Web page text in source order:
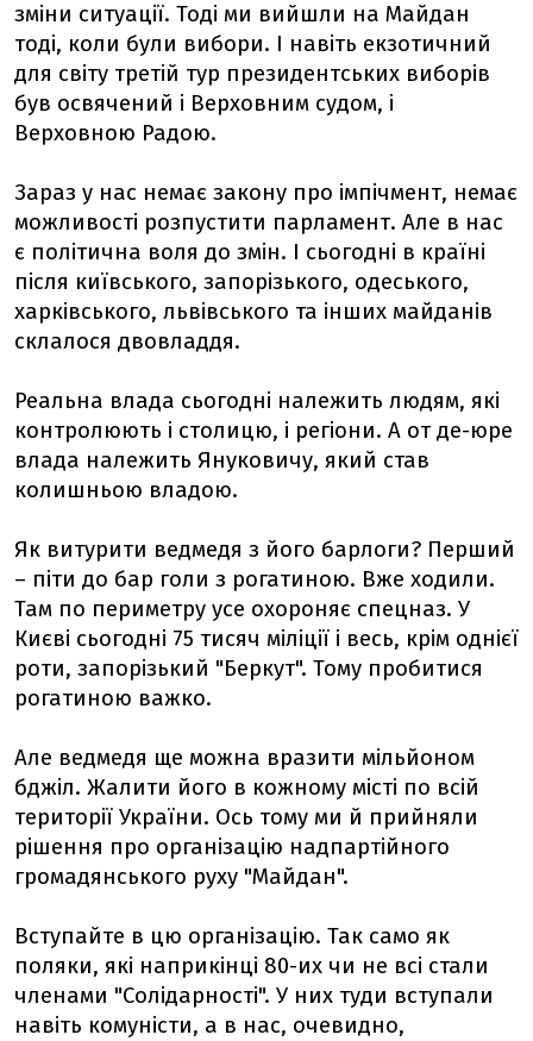
зміни ситуації. Тоді ми вийшли на Майдан
тоді, коли були вибори. І навіть екзотичний
для світу третій тур президентських виборів
був освячений і Верховним судом, і
Верховною Радою.
Зараз у нас немає закону про імпічмент, немає
можливості розпустити парламент. Але в нас
є політична воля до змін. І сьогодні в країні
після київського, запорізького, одеського,
харківського, львівського та інших майданів
склалося двовладдя.
Реальна влада сьогодні належить людям, які
контролюють і столицю, і регіони. А от де-юре
влада належить Януковичу, який став
колишньою владою.
Як витурити ведмедя з його барлоги? Перший
– піти до бар голи з рогатиною. Вже ходили.
Там по периметру усе охороняє спецназ. У
Києві сьогодні 75 тисяч міліції і весь, крім однієї
роти, запорізький "Беркут". Тому пробитися
рогатиною важко.
Але ведмедя ще можна вразити мільйоном
бджіл. Жалити його в кожному місті по всій
території України. Ось тому ми й прийняли
рішення про організацію надпартійного
громадянського руху "Майдан".
Вступайте в цю організацію. Так само як
поляки, які наприкінці 80-их чи не всі стали
членами "Солідарності". У них туди вступали
навіть комуністи, а в нас, очевидно,